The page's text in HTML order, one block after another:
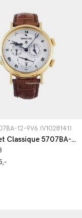
12-9V6 (V1028141)
Breguet Classique 5707BA-12-9V6